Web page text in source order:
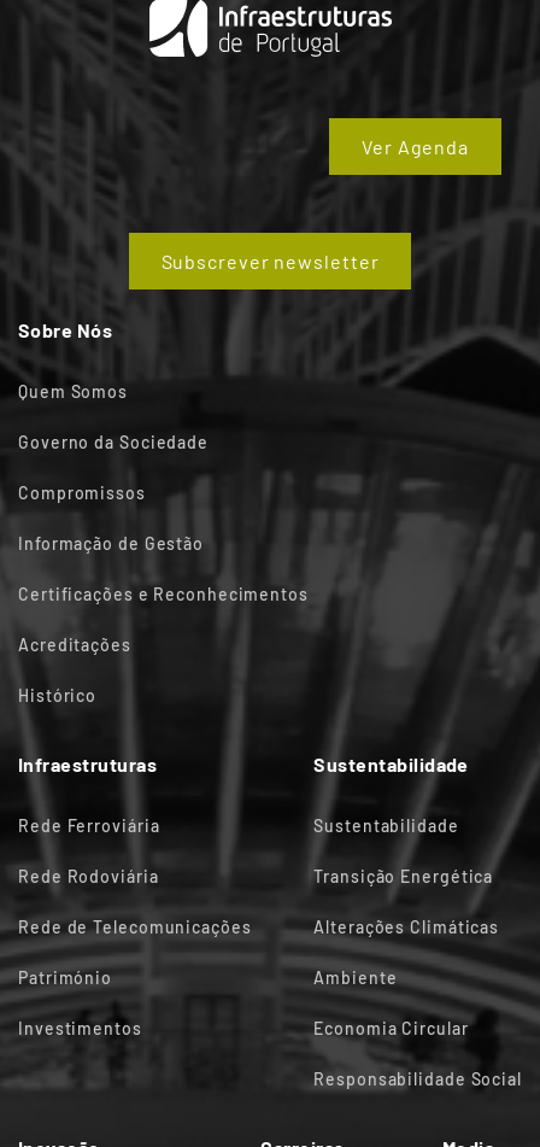
Ver Agenda
Subscrever newsletter
Sobre Nós
Quem Somos
Governo da Sociedade
Compromissos
Informação de Gestão
Certificações e Reconhecimentos
Acreditações
Histórico
Infraestruturas
Rede Ferroviária
Rede Rodoviária
Rede de Telecomunicações
Património
Investimentos
Sustentabilidade
Sustentabilidade
Transição Energética
Alterações Climáticas
Ambiente
Economia Circular
Responsabilidade Social